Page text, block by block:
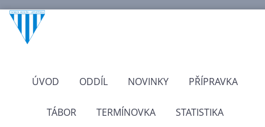
ÚVOD ODDÍL NOVINKY PŘÍPRAVKA
TÁBOR TERMÍNOVKA STATISTIKA